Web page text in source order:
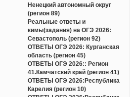
Ненецкий автономный округ
(регион 89)
Реальные ответы и
кимы(задания) на ОГЭ 2026:
Севастополь (регион 92)
ОТВЕТЫ ОГЭ 2026: Курганская
область (регион 45)
ОТВЕТЫ ОГЭ 2026:: Регион
41.Камчатский край (регион 41)
ОТВЕТЫ ОГЭ 2026:Республика
Карелия (регион 10)